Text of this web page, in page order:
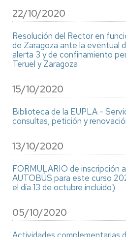
22/10/2020
Resolución del Rector en
de Zaragoza ante la eventual
alerta 3 y de confinamiento
Teruel y Zaragoza
15/10/2020
Biblioteca de la EUPLA -
consultas, petición y
13/10/2020
FORMULARIO de inscripción
AUTOBÚS para este curso
el día 13 de octubre incluido)
05/10/2020